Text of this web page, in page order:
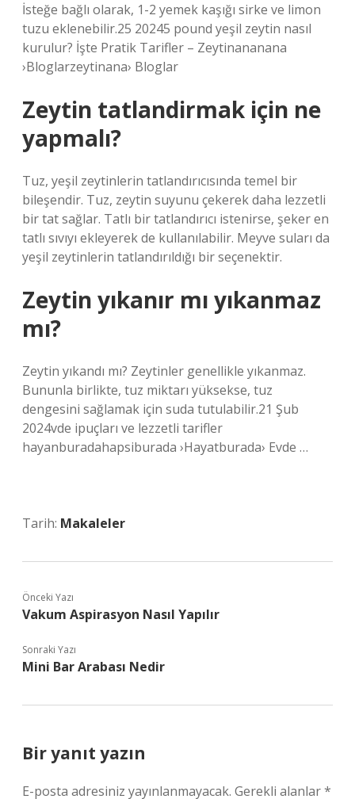
İsteğe bağlı olarak, 1-2 yemek kaşığı sirke ve limon
tuzu eklenebilir.25 20245 pound yeşil zeytin nasıl
kurulur? İşte Pratik Tarifler – Zeytinananana
›Bloglarzeytinana› Bloglar
Zeytin tatlandirmak için ne
yapmalı?
Tuz, yeşil zeytinlerin tatlandırıcısında temel bir
bileşendir. Tuz, zeytin suyunu çekerek daha lezzetli
bir tat sağlar. Tatlı bir tatlandırıcı istenirse, şeker en
tatlı sıvıyı ekleyerek de kullanılabilir. Meyve suları da
yeşil zeytinlerin tatlandırıldığı bir seçenektir.
Zeytin yıkanır mı yıkanmaz
mı?
Zeytin yıkandı mı? Zeytinler genellikle yıkanmaz.
Bununla birlikte, tuz miktarı yüksekse, tuz
dengesini sağlamak için suda tutulabilir.21 Şub
2024vde ipuçları ve lezzetli tarifler
hayanburadahapsiburada ›Hayatburada› Evde …
Tarih: Makaleler
Önceki Yazı
Vakum Aspirasyon Nasıl Yapılır
Sonraki Yazı
Mini Bar Arabası Nedir
Bir yanıt yazın
E-posta adresiniz yayınlanmayacak. Gerekli alanlar*